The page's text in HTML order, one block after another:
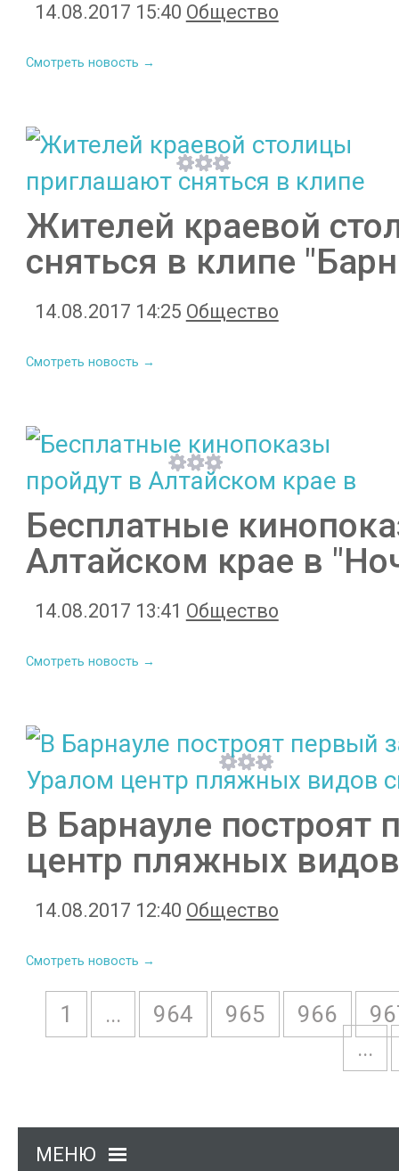
14.08.2017 15:40 Общество
Смотреть новость →
Жителей краевой
сняться в клипе
14.08.2017 14:25 Общество
Смотреть новость →
Бесплатные
Алтайском крае в
14.08.2017 13:41 Общество
Смотреть новость →
В Барнауле построят
центр пляжных
14.08.2017 12:40 Общество
Смотреть новость →
1 ... 964 965 966
...
МЕНЮ